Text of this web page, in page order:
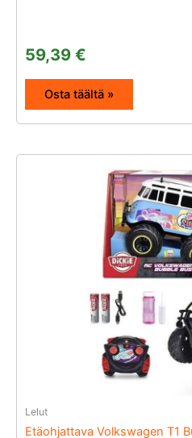
59,39 €
Osta täältä »
Lelut
Etäohjattava Volkswagen T1